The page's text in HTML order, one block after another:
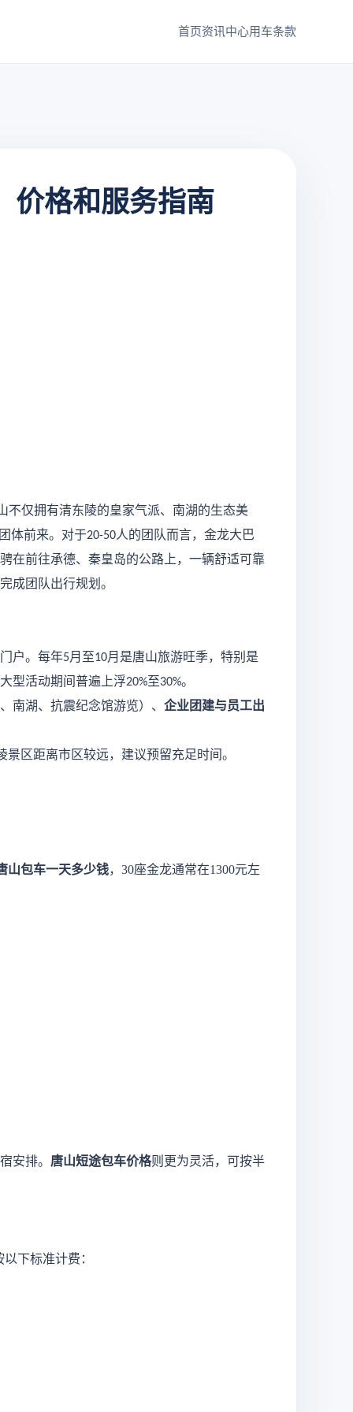
首页资讯中心用车条款
价格和服务指南
不仅拥有清东陵的皇家气派、南湖的生态美
体前来。对于20-50人的团队而言，金龙大巴
在前往承德、秦皇岛的公路上，一辆舒适可靠
成团队出行规划。
户。每年5月至10月是唐山旅游旺季，特别是
型活动期间普遍上浮20%至30%。
、南湖、抗震纪念馆游览）、 企业团建与员工出
区距离市区较远，建议预留充足时间。
山包车一天多少钱， 30座金龙通常在1300元左
安排。 唐山短途包车价格则更为灵活，可按半
下标准计费：